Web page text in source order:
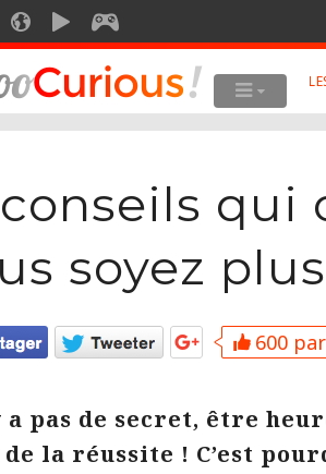
SOOFRESHSOOCURIOUSSOOMOTION
Voyage
Style de vie
Robot
Cinema
conseils
soyez
600
a pas de secret, être
la réussite ! C’est